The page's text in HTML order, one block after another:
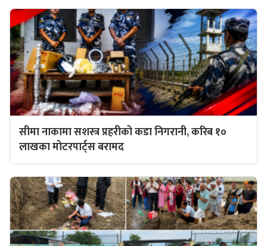
सीमा नाकामा सशस्त्र प्रहरीको कडा निगरानी, करिब १०
लाखका मोटरपार्ट्स बरामद